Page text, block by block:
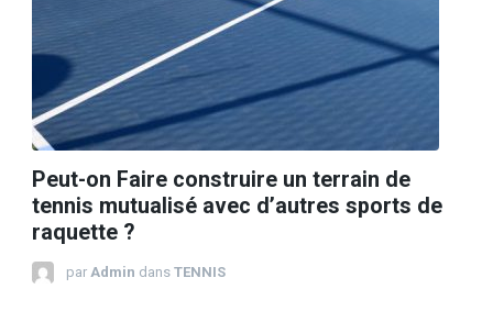
Peut-on Faire construire un terrain de
tennis mutualisé avec d’autres sports de
raquette ?
par Admin dans TENNIS